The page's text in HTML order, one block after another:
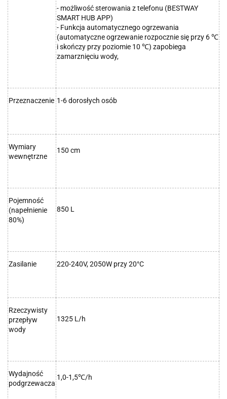
- możliwość sterowania z telefonu (BESTWAY
SMART HUB APP)
- Funkcja automatycznego ogrzewania
(automatyczne ogrzewanie rozpocznie się przy 6 ℃
i skończy przy poziomie 10 ℃) zapobiega
zamarznięciu wody,
Przeznaczenie 1-6 dorosłych osób
Wymiary
wewnętrzne
150 cm
Pojemność
(napełnienie
80%)
850 L
Zasilanie 220-240V, 2050W przy 20°C
Rzeczywisty
przepływ
wody
1325 L/h
Wydajność
podgrzewacza
1,0-1,5℃/h